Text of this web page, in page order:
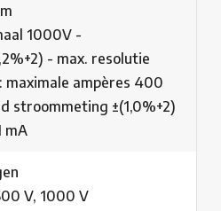
1000V -
- max. resolutie
maximale ampères 400
stroommeting ±(1,0%+2)
mA
V, 1000 V